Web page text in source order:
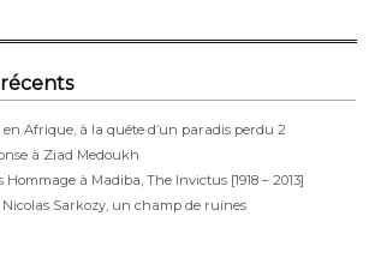
en Afrique, à la quête d’un paradis perdu 2
à Ziad Medoukh
Hommage à Madiba, The Invictus [1918 – 2013]
Nicolas Sarkozy, un champ de ruines